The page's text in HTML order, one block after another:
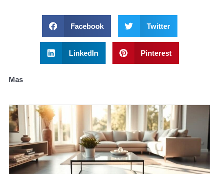
Facebook Twitter
LinkedIn Pinterest
Mas